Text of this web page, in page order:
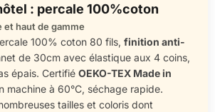
: percale 100%coton
et haut de gamme
100% coton 80 fils, finition anti-
de 30cm avec élastique aux 4 coins,
épais. Certifié OEKO-TEX Made in
machine à 60°C, séchage rapide.
tailles et coloris dont